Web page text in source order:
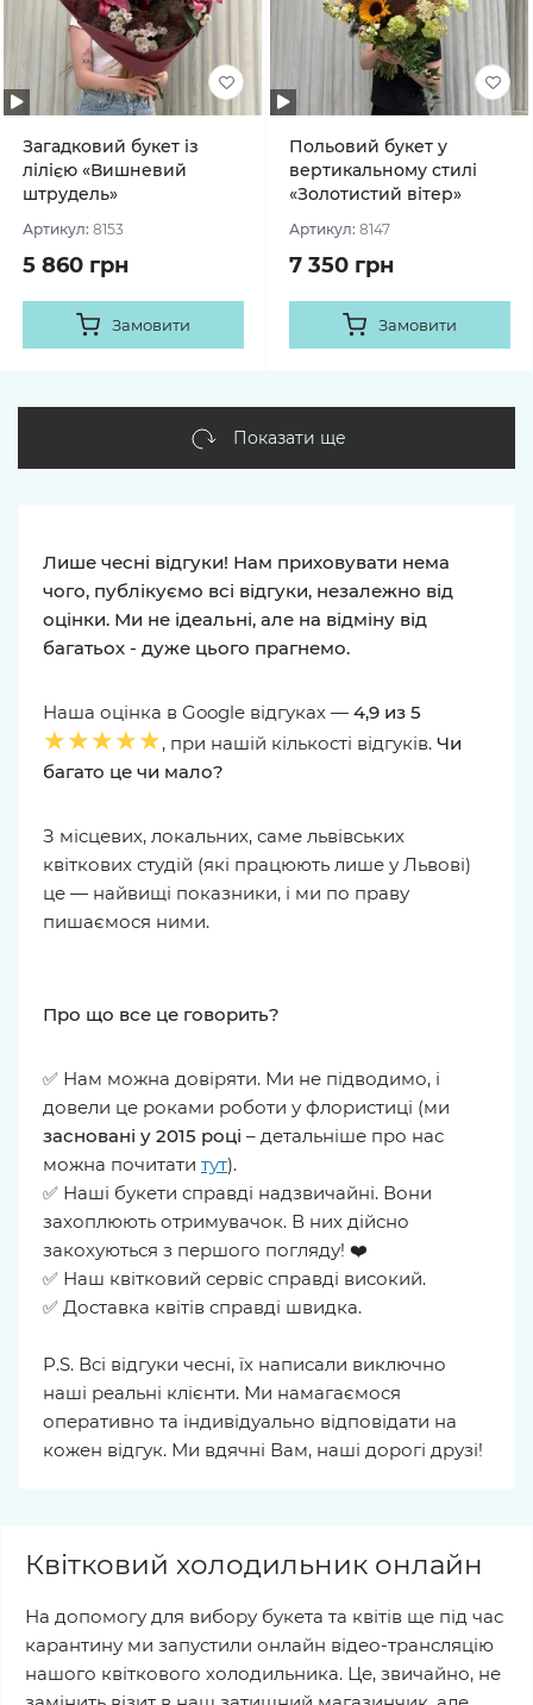
Загадковий букет із
лілією «Вишневий
штрудель»
Артикул: 8153
5 860 грн
Замовити
Польовий букет у
вертикальному стилі
«Золотистий вітер»
Артикул: 8147
7 350 грн
Замовити
Показати ще
Лише чесні відгуки! Нам приховувати нема
чого, публікуємо всі відгуки, незалежно від
оцінки. Ми не ідеальні, але на відміну від
багатьох - дуже цього прагнемо.
Наша оцінка в Google відгуках — 4,9 из 5
★★★★★, при нашій кількості відгуків. Чи
багато це чи мало?
З місцевих, локальних, саме львівських
квіткових студій (які працюють лише у Львові)
це — найвищі показники, і ми по праву
пишаємося ними.
Про що все це говорить?
✅ Нам можна довіряти. Ми не підводимо, і
довели це роками роботи у флористиці (ми
засновані у 2015 році – детальніше про нас
можна почитати тут).
✅ Наші букети справді надзвичайні. Вони
захоплюють отримувачок. В них дійсно
закохуються з першого погляду! ❤️
✅ Наш квітковий сервіс справді високий.
✅ Доставка квітів справді швидка.
P.S. Всі відгуки чесні, їх написали виключно
наші реальні клієнти. Ми намагаємося
оперативно та індивідуально відповідати на
кожен відгук. Ми вдячні Вам, наші дорогі друзі!
Квітковий холодильник онлайн
На допомогу для вибору букета та квітів ще під час
карантину ми запустили онлайн відео-трансляцію
нашого квіткового холодильника. Це, звичайно, не